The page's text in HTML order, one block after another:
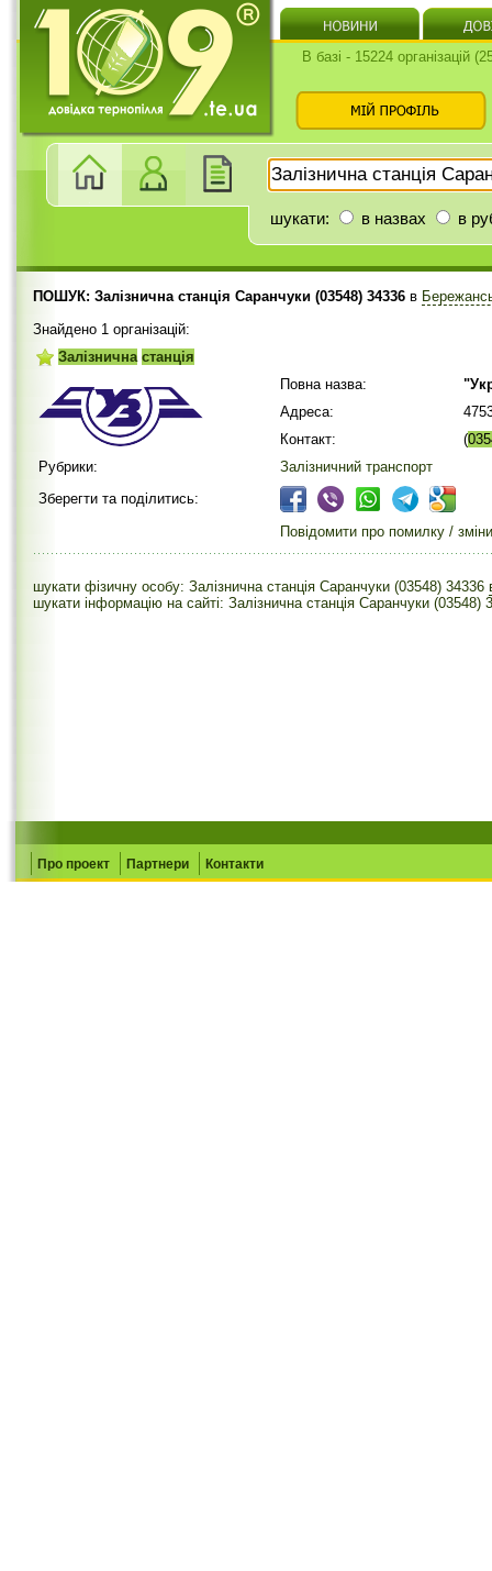
В базі - 15224 організацій
шукати: в назвах в
ПОШУК: Залізнична станція Саранчуки (03548) 34336 в
Знайдено 1 організацій:
Залізнична станція
Повна назва:
Адреса:
Контакт:
(
Рубрики:
Залізничний транспорт
Зберегти та поділитись:
Повідомити про помилку / зміни
шукати фізичну особу: Залізнична станція Саранчуки (03548) 34336
шукати інформацію на сайті: Залізнична станція Саранчуки (03548)
Про проект Партнери Контакти